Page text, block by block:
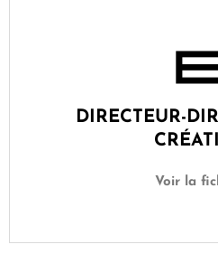
DIRECTEUR-
Voir la